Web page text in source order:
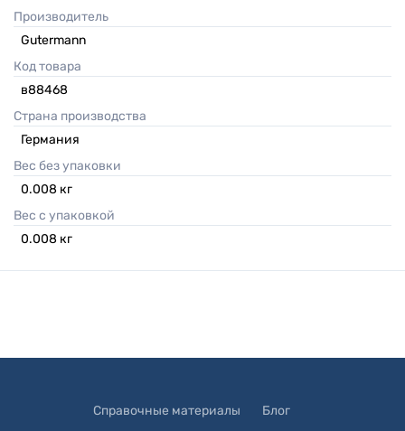
Производитель
Gutermann
Код товара
в88468
Страна производства
Германия
Вес без упаковки
0.008 кг
Вес с упаковкой
0.008 кг
Справочные материалы Блог